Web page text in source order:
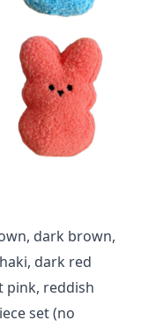
dark brown,
dark red
pink, reddish
set (no